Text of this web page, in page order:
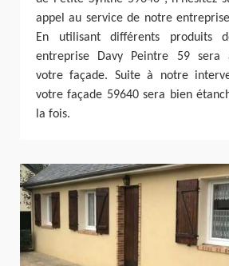
appel au service de notre
En utilisant différents produits
entreprise Davy Peintre 59 sera
votre façade. Suite à notre
votre façade 59640 sera bien
la fois.